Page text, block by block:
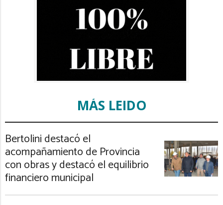
MÁS LEIDO
Bertolini destacó el
acompañamiento de Provincia
con obras y destacó el equilibrio
financiero municipal